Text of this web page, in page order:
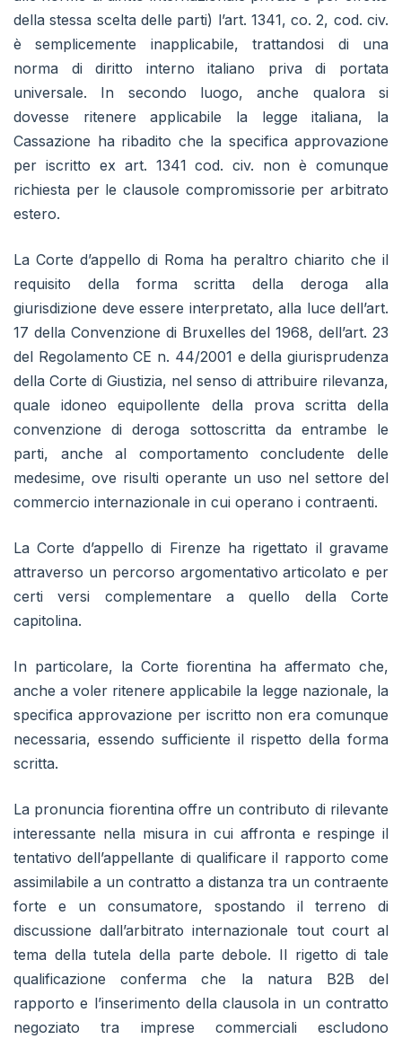
della stessa scelta delle parti) l’art. 1341, co. 2, cod. civ.
è semplicemente inapplicabile, trattandosi di una
norma di diritto interno italiano priva di portata
universale. In secondo luogo, anche qualora si
dovesse ritenere applicabile la legge italiana, la
Cassazione ha ribadito che la specifica approvazione
per iscritto ex art. 1341 cod. civ. non è comunque
richiesta per le clausole compromissorie per arbitrato
estero.
La Corte d’appello di Roma ha peraltro chiarito che il
requisito della forma scritta della deroga alla
giurisdizione deve essere interpretato, alla luce dell’art.
17 della Convenzione di Bruxelles del 1968, dell’art. 23
del Regolamento CE n. 44/2001 e della giurisprudenza
della Corte di Giustizia, nel senso di attribuire rilevanza,
quale idoneo equipollente della prova scritta della
convenzione di deroga sottoscritta da entrambe le
parti, anche al comportamento concludente delle
medesime, ove risulti operante un uso nel settore del
commercio internazionale in cui operano i contraenti.
La Corte d’appello di Firenze ha rigettato il gravame
attraverso un percorso argomentativo articolato e per
certi versi complementare a quello della Corte
capitolina.
In particolare, la Corte fiorentina ha affermato che,
anche a voler ritenere applicabile la legge nazionale, la
specifica approvazione per iscritto non era comunque
necessaria, essendo sufficiente il rispetto della forma
scritta.
La pronuncia fiorentina offre un contributo di rilevante
interessante nella misura in cui affronta e respinge il
tentativo dell’appellante di qualificare il rapporto come
assimilabile a un contratto a distanza tra un contraente
forte e un consumatore, spostando il terreno di
discussione dall’arbitrato internazionale tout court al
tema della tutela della parte debole. Il rigetto di tale
qualificazione conferma che la natura B2B del
rapporto e l’inserimento della clausola in un contratto
negoziato tra imprese commerciali escludono